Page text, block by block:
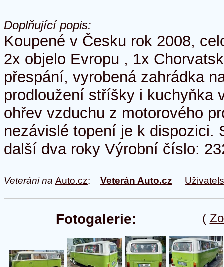
Doplňující popis:
Koupené v Česku rok 2008,
2x objelo Evropu , 1x
přespání, vyrobená zahrádka
prodloužení stříšky i kuchyňka
ohřev vzduchu z motorového
nezávislé topení je k dispozici.
další dva roky Výrobní číslo:
Veteráni na Auto.cz: Veterán Auto.cz
(
Fotogalerie: